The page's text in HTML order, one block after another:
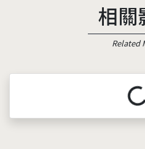
相關
Related
載入